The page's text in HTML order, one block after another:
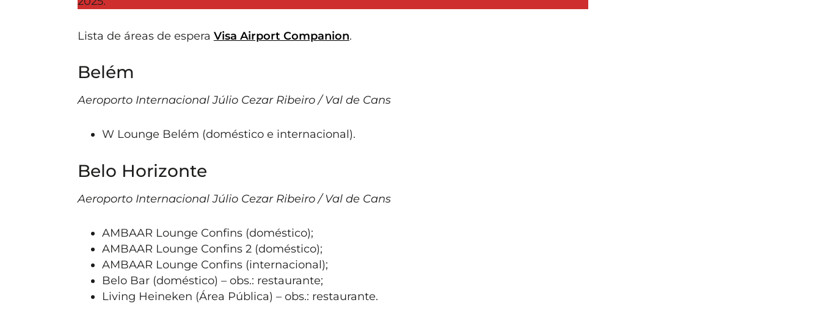
Lista de áreas de espera Visa Airport Companion.
Belém
Aeroporto Internacional Júlio Cezar Ribeiro / Val de Cans
W Lounge Belém (doméstico e internacional).
Belo Horizonte
Aeroporto Internacional Júlio Cezar Ribeiro / Val de Cans
AMBAAR Lounge Confins (doméstico);
AMBAAR Lounge Confins 2 (doméstico);
AMBAAR Lounge Confins (internacional);
Belo Bar (doméstico) – obs.: restaurante;
Living Heineken (Área Pública) – obs.: restaurante.